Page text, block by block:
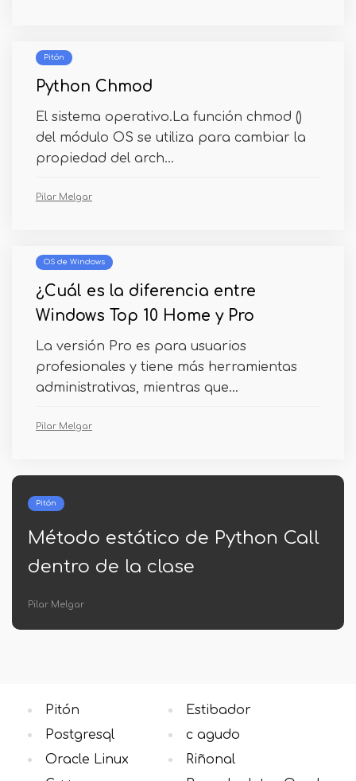
Pitón
Python Chmod
El sistema operativo.La función chmod ()
del módulo OS se utiliza para cambiar la
propiedad del arch...
Pilar Melgar
OS de Windows
¿Cuál es la diferencia entre
Windows Top 10 Home y Pro
La versión Pro es para usuarios
profesionales y tiene más herramientas
administrativas, mientras que...
Pilar Melgar
de Python Call
clase
Filtro Nan
Pitón
Postgresql
Oracle Linux
Estibador
c agudo
Riñonal